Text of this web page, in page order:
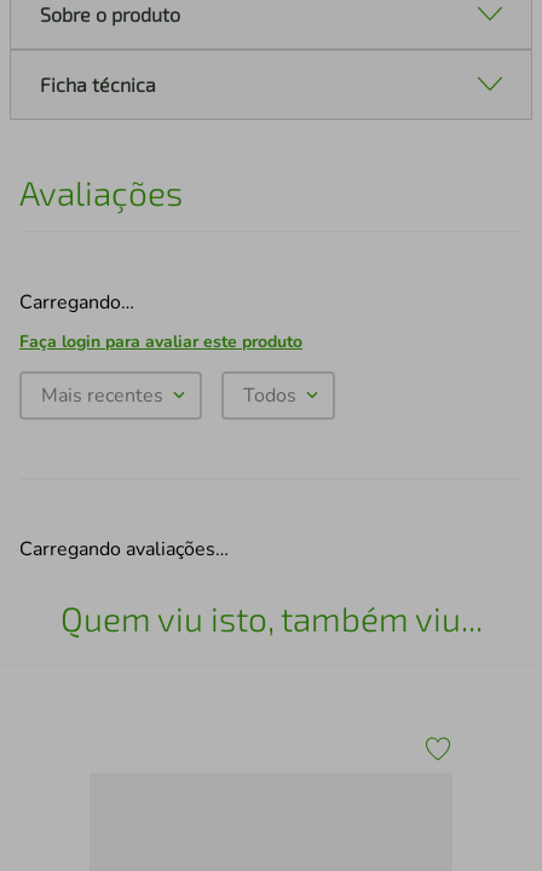
Sobre o produto
Ficha técnica
Avaliações
Carregando…
Faça login para avaliar este produto
Mais recentes Todos
Carregando avaliações…
Quem viu isto, também viu...